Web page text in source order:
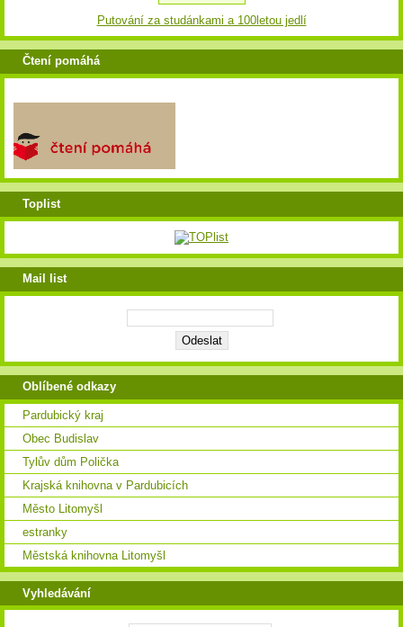
Putování za studánkami a 100letou jedlí
Čtení pomáhá
Toplist
Mail list
Oblíbené odkazy
Pardubický kraj
Obec Budislav
Tylův dům Polička
Krajská knihovna v Pardubicích
Město Litomyšl
estranky
Městská knihovna Litomyšl
Vyhledávání